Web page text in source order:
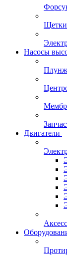
Щетки
Насосы
Двигатели